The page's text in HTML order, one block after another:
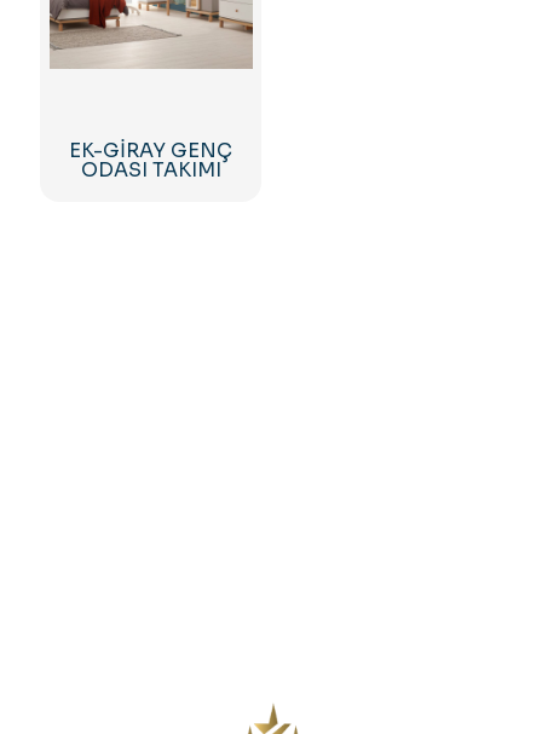
EK-GİRAY GENÇ
ODASI TAKIMI